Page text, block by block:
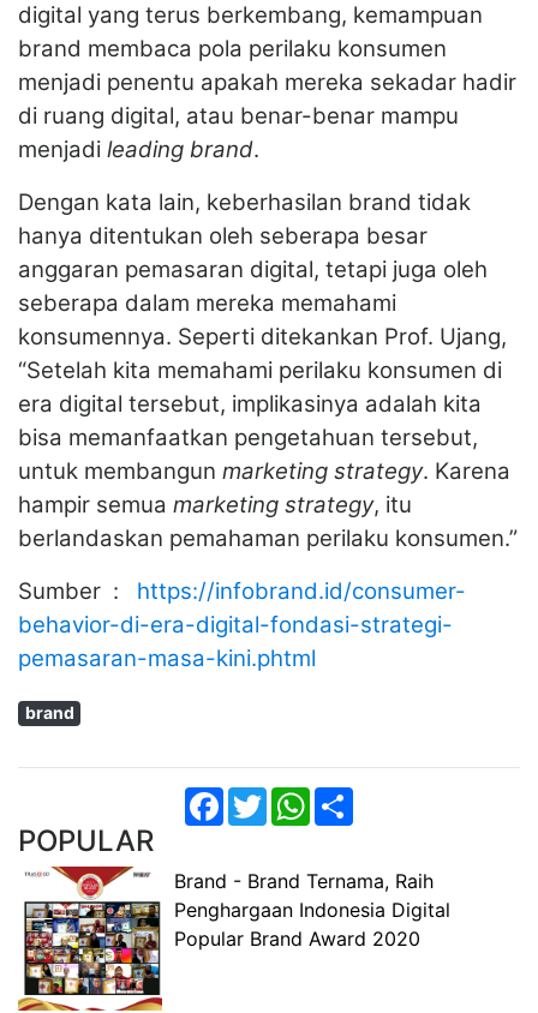
digital yang terus berkembang, kemampuan
brand membaca pola perilaku konsumen
menjadi penentu apakah mereka sekadar hadir
di ruang digital, atau benar-benar mampu
menjadi leading brand.
Dengan kata lain, keberhasilan brand tidak
hanya ditentukan oleh seberapa besar
anggaran pemasaran digital, tetapi juga oleh
seberapa dalam mereka memahami
konsumennya. Seperti ditekankan Prof. Ujang,
“Setelah kita memahami perilaku konsumen di
era digital tersebut, implikasinya adalah kita
bisa memanfaatkan pengetahuan tersebut,
untuk membangun marketing strategy. Karena
hampir semua marketing strategy, itu
berlandaskan pemahaman perilaku konsumen.”
Sumber : https://infobrand.id/consumer-
behavior-di-era-digital-fondasi-strategi-
pemasaran-masa-kini.phtml
brand
Facebook
TwitterWhatsApp
POPULAR
Brand - Brand Ternama, Raih
Penghargaan Indonesia Digital
Popular Brand Award 2020